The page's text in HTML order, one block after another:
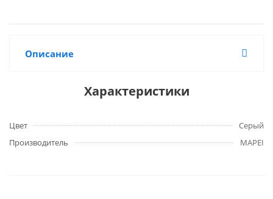
Описание
Характеристики
Цвет
Серый
Производитель
MAPEI